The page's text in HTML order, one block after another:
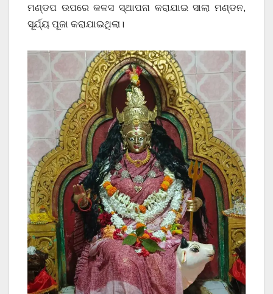
ମଣ୍ଡପ ଉପରେ କଳସ ସ୍ଥାପନା କରାଯାଇ ସାଲା ମଣ୍ଡନ,
ସୂର୍ଯ୍ୟ ପୂଜା କରାଯାଇଥିଲା।